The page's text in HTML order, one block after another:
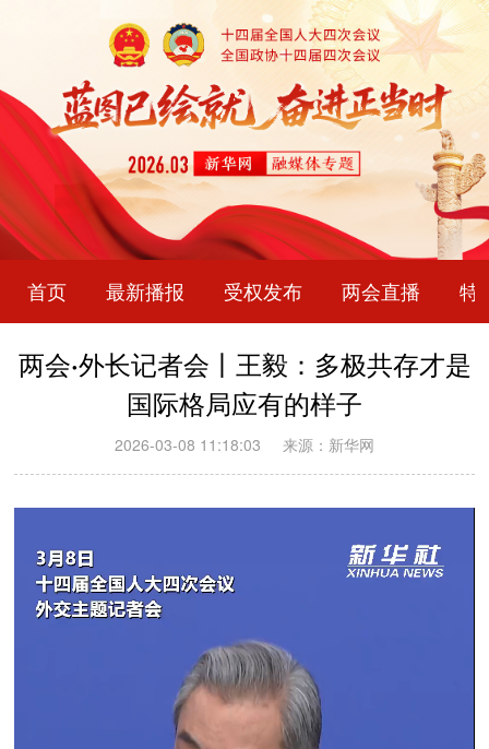
首页 最新播报 受权发布 两会直播 特
两会·外长记者会丨王毅：多极共存才是
国际格局应有的样子
2026-03-08 11:18:03 来源：新华网